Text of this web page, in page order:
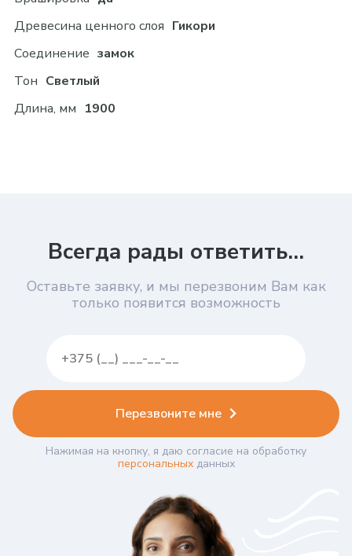
Древесина ценного слоя Гикори
Соединение замок
Тон Светлый
Длина, мм 1900
Всегда рады ответить...
Оставьте заявку, и мы перезвоним Вам как
только появится возможность
Перезвоните мне
Нажимая на кнопку, я даю согласие на обработку
персональныхданных